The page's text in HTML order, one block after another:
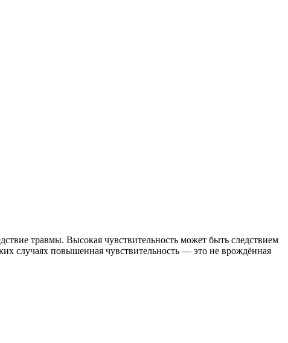
травмы. Высокая чувствительность может быть следствием
случаях повышенная чувствительность — это не врождённая